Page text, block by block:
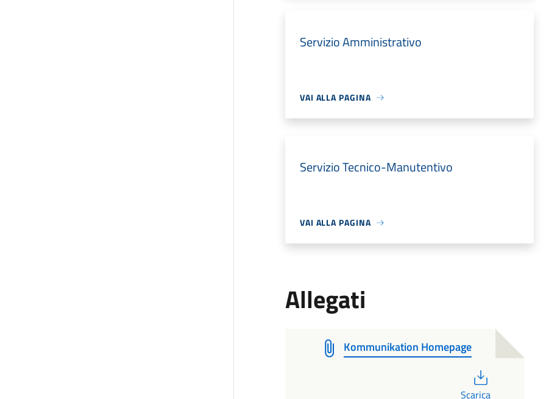
Servizio Amministrativo
VAI ALLA PAGINA
Servizio Tecnico-Manutentivo
VAI ALLA PAGINA
Allegati
Kommunikation Homepage
Scarica